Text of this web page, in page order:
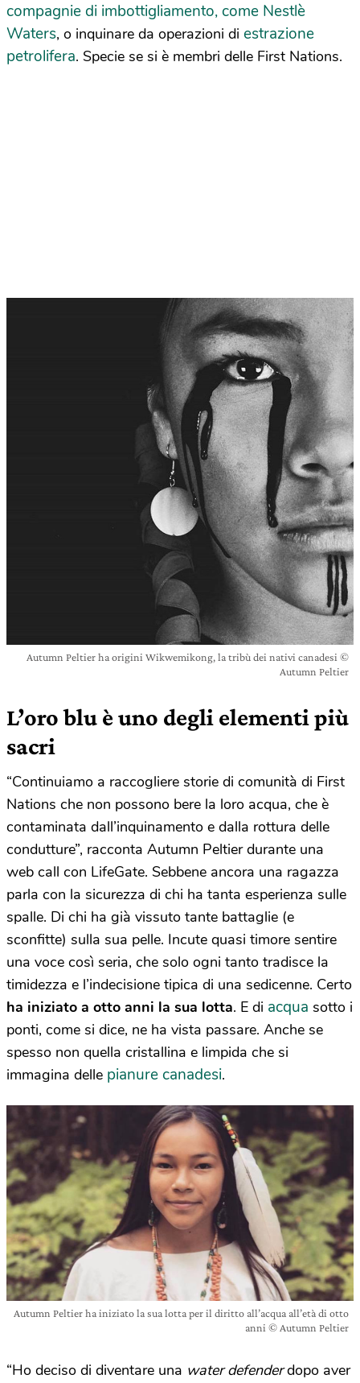
compagnie di imbottigliamento, come Nestlè
Waters, o inquinare da operazioni di estrazione
petrolifera. Specie se si è membri delle First Nations.
Autumn Peltier ha origini Wikwemikong, la tribù dei nativi canadesi ©
Autumn Peltier
L’oro blu è uno degli elementi più
sacri
“Continuiamo a raccogliere storie di comunità di First
Nations che non possono bere la loro acqua, che è
contaminata dall’inquinamento e dalla rottura delle
condutture”, racconta Autumn Peltier durante una
web call con LifeGate. Sebbene ancora una ragazza
parla con la sicurezza di chi ha tanta esperienza sulle
spalle. Di chi ha già vissuto tante battaglie (e
sconfitte) sulla sua pelle. Incute quasi timore sentire
una voce così seria, che solo ogni tanto tradisce la
timidezza e l’indecisione tipica di una sedicenne. Certo
ha iniziato a otto anni la sua lotta. E di acqua sotto i
ponti, come si dice, ne ha vista passare. Anche se
spesso non quella cristallina e limpida che si
immagina delle pianure canadesi.
Autumn Peltier ha iniziato la sua lotta per il diritto all’acqua all’età di otto
anni © Autumn Peltier
“Ho deciso di diventare una water defenderdopo aver